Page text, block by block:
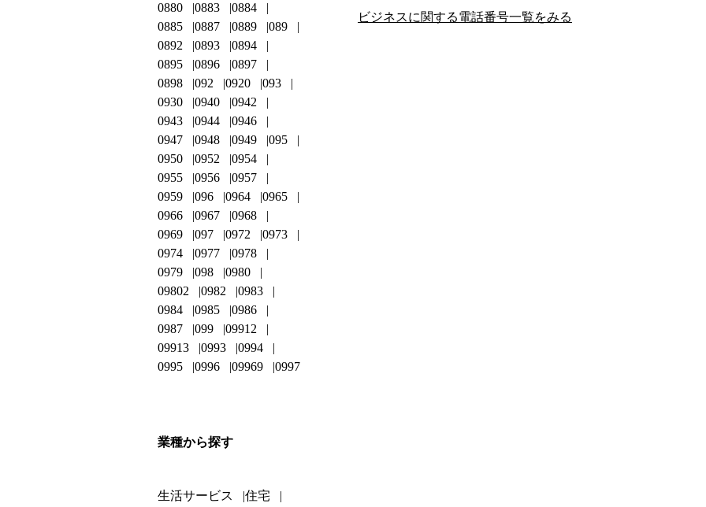
ビジネスに関する電話番号一覧をみる
0880
0883
0884
0885
0887 0889
089
0892
0893
0894
0895
0896
0897
0898
092 0920
093
0930
0940
0942
0943
0944
0946
0947
0948 0949
095
0950
0952
0954
0955
0956
0957
0959
096 0964
0965
0966
0967
0968
0969
097 0972
0973
0974
0977
0978
0979
098
0980
09802
0982
0983
0984
0985
0986
0987
099
09912
09913
0993
0994
0995
0996 09969 0997
業種から探す
生活サービス 住宅